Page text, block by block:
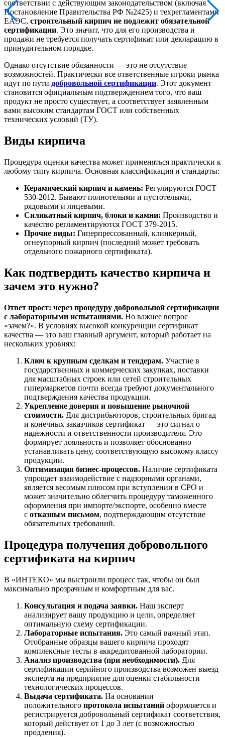
соответствии с действующим законодательством (включая
Постановление Правительства РФ №2425) и техрегламентами
ЕАЭС, строительный кирпич не подлежит обязательной
сертификации. Это значит, что для его производства и
продажи не требуется получать сертификат или декларацию в
принудительном порядке.
Однако отсутствие обязанности — это не отсутствие
возможностей. Практически все ответственные игроки рынка
идут по пути добровольной сертификации. Этот документ
становится официальным подтверждением того, что ваш
продукт не просто существует, а соответствует заявленным
вами высоким стандартам ГОСТ или собственных
технических условий (ТУ).
Виды кирпича
Процедура оценки качества может применяться практически к
любому типу кирпича. Основная классификация и стандарты:
Керамический кирпич и камень: Регулируются ГОСТ
530-2012. Бывают полнотелыми и пустотелыми,
рядовыми и лицевыми.
Силикатный кирпич, блоки и камни: Производство и
качество регламентируются ГОСТ 379-2015.
Прочие виды: Гиперпрессованный, клинкерный,
огнеупорный кирпич (последний может требовать
отдельного пожарного сертификата).
Как подтвердить качество кирпича и
зачем это нужно?
Ответ прост: через процедуру добровольной сертификации
с лабораторными испытаниями. Но важнее вопрос
«зачем?». В условиях высокой конкуренции сертификат
качества — это ваш главный аргумент, который работает на
нескольких уровнях:
Ключ к крупным сделкам и тендерам. Участие в
государственных и коммерческих закупках, поставки
для масштабных строек или сетей строительных
гипермаркетов почти всегда требуют документального
подтверждения качества продукции.
Укрепление доверия и повышение рыночной
стоимости. Для дистрибьюторов, строительных бригад
и конечных заказчиков сертификат — это сигнал о
надежности и ответственности производителя. Это
формирует лояльность и позволяет обоснованно
устанавливать цену, соответствующую высокому классу
продукции.
Оптимизация бизнес-процессов. Наличие сертификата
упрощает взаимодействие с надзорными органами,
является весомым плюсом при вступлении в СРО и
может значительно облегчить процедуру таможенного
оформления при импорте/экспорте, особенно вместе
с отказным письмом, подтверждающим отсутствие
обязательных требований.
Процедура получения добровольного
сертификата на кирпич
В «ИНТЕКО» мы выстроили процесс так, чтобы он был
максимально прозрачным и комфортным для вас.
Консультация и подача заявки. Наш эксперт
анализирует вашу продукцию и цели, определяет
оптимальную схему сертификации.
Лабораторные испытания. Это самый важный этап.
Отобранные образцы вашего кирпича проходят
комплексные тесты в аккредитованной лаборатории.
Анализ производства (при необходимости). Для
сертификации серийного производства возможен выезд
эксперта на предприятие для оценки стабильности
технологических процессов.
Выдача сертификата. На основании
положительного протокола испытаний оформляется и
регистрируется добровольный сертификат соответствия,
который действует от 1 до 3 лет (с возможностью
продления).